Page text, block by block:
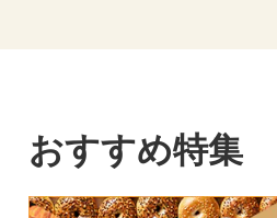
おすすめ特集